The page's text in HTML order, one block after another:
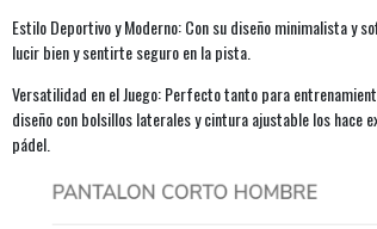
Estilo Deportivo y Moderno: Con su diseño minimalista y
lucir bien y sentirte seguro en la pista.
Versatilidad en el Juego: Perfecto tanto para
diseño con bolsillos laterales y cintura ajustable los hace
pádel.